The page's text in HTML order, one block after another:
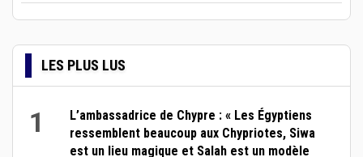
LES PLUS LUS
1
L’ambassadrice de Chypre : « Les Égyptiens
ressemblent beaucoup aux Chypriotes, Siwa
est un lieu magique et Salah est un modèle